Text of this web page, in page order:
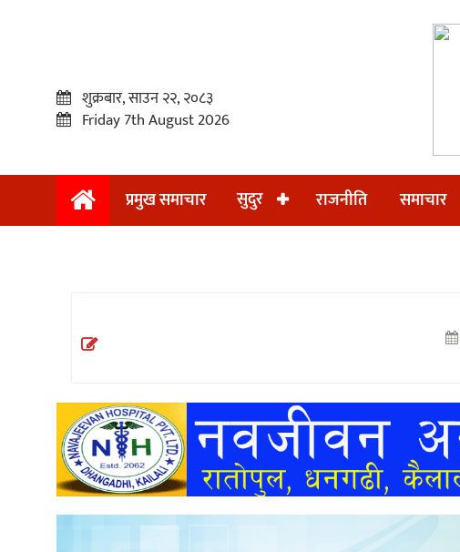
प्रमुख
अन्तराष्ट्रिय
अन्तर्वार्ता
खेलकुद
शुक्रबार, साउन २२, २०८३
Friday 7th August 2026
प्रमुख समाचार सुदुर राजनीति समाचार